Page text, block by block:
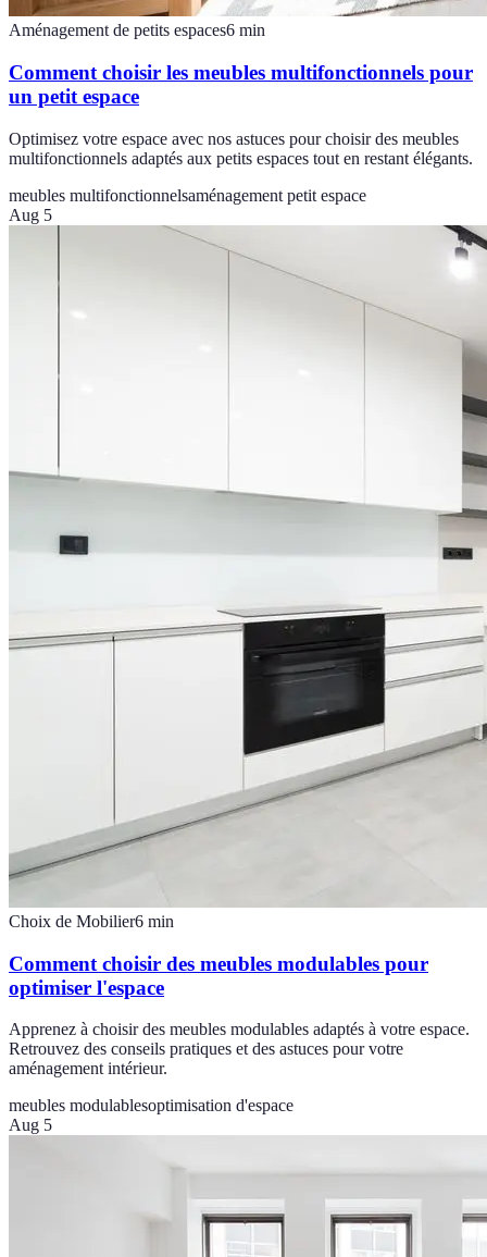
Aménagement de petits espaces6 min
Comment choisir les meubles multifonctionnels pour
un petit espace
Optimisez votre espace avec nos astuces pour choisir des meubles
multifonctionnels adaptés aux petits espaces tout en restant élégants.
meubles multifonctionnelsaménagement petit espace
Aug 5
Choix de Mobilier6 min
Comment choisir des meubles modulables pour
optimiser l'espace
Apprenez à choisir des meubles modulables adaptés à votre espace.
Retrouvez des conseils pratiques et des astuces pour votre
aménagement intérieur.
meubles modulablesoptimisation d'espace
Aug 5